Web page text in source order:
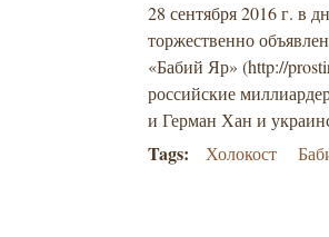
28 сентября 2016 г. в
торжественно
«Бабий Яр» (http://
российские
и Герман Хан и
Tags: Холокост